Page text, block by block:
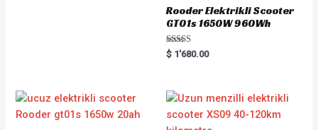
Rooder Elektrikli Scooter
GT01s 1650W 960Wh
Rated
5.00
$ 1'680.00